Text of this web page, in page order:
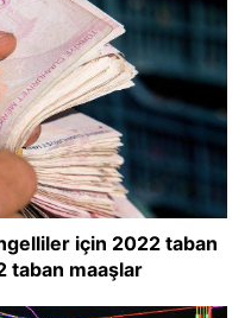
için 2022 taban
taban maaşlar